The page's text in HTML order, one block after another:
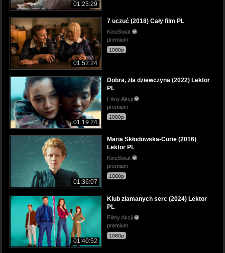
01:25:29
01:52:24
7 uczuć (2018) Cały film PL
KinoSwiat
premium
1080p
01:19:24
Dobra, zła dziewczyna (2022) Lektor
PL
Filmy Akcji
premium
1080p
01:36:07
Maria Skłodowska-Curie (2016)
Lektor PL
KinoSwiat
premium
1080p
01:40:52
Klub złamanych serc (2024) Lektor
PL
Filmy Akcji
premium
1080p